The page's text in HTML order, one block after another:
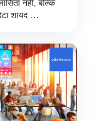
नहीं, बल्कि
शायद …